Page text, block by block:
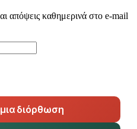
απόψεις καθημερινά στο e-mail
διόρθωση